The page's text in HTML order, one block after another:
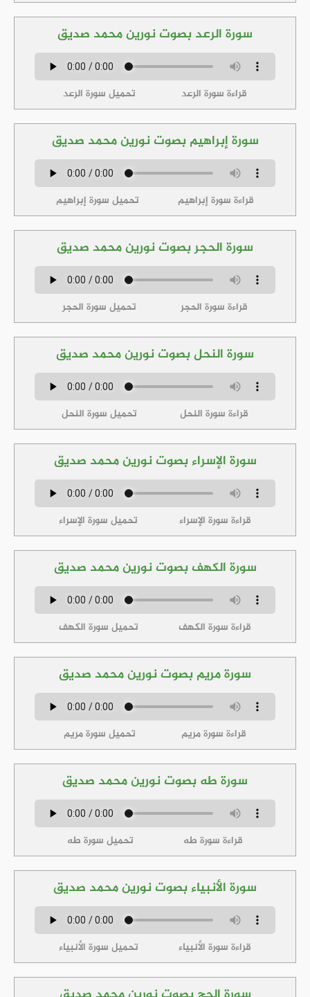
سورة الرعد بصوت نورين محمد صديق
قراءة سورة الرعد تحميل سورة الرعد
سورة إبراهيم بصوت نورين محمد صديق
قراءة سورة إبراهيم تحميل سورة إبراهيم
سورة الحجر بصوت نورين محمد صديق
قراءة سورة الحجر تحميل سورة الحجر
سورة النحل بصوت نورين محمد صديق
قراءة سورة النحل تحميل سورة النحل
سورة الإسراء بصوت نورين محمد صديق
قراءة سورة الإسراء تحميل سورة الإسراء
سورة الكهف بصوت نورين محمد صديق
قراءة سورة الكهف تحميل سورة الكهف
سورة مريم بصوت نورين محمد صديق
قراءة سورة مريم تحميل سورة مريم
سورة طه بصوت نورين محمد صديق
قراءة سورة طه تحميل سورة طه
سورة الأنبياء بصوت نورين محمد صديق
قراءة سورة الأنبياء تحميل سورة الأنبياء